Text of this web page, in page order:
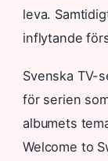
leva.
inflytande
Svenska TV-
för serien
albumets
Welcome to